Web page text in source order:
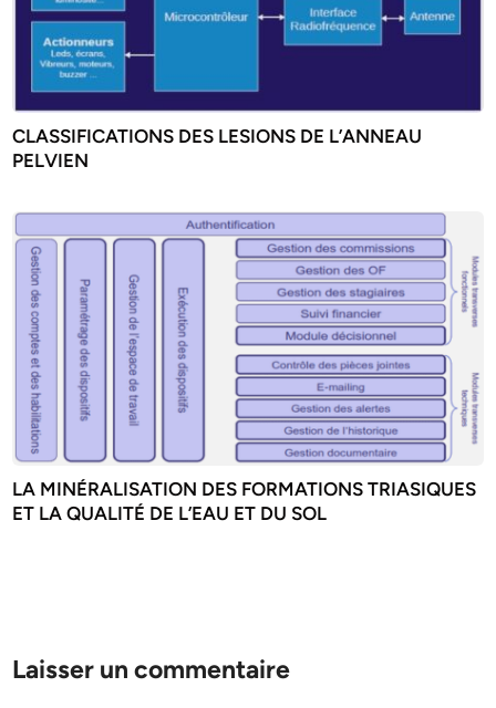
CLASSIFICATIONS DES LESIONS DE L’ANNEAU
PELVIEN
LA MINÉRALISATION DES FORMATIONS TRIASIQUES
ET LA QUALITÉ DE L’EAU ET DU SOL
Laisser un commentaire